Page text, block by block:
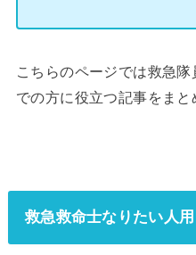
こちらのページでは救急
での方に役立つ記事をまと
救急救命士なりたい人用